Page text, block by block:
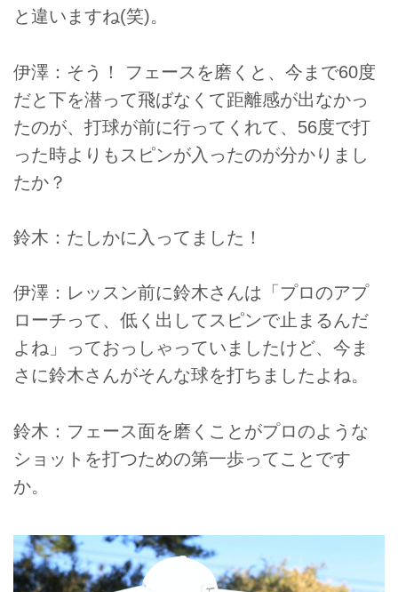
と違いますね(笑)。
伊澤：そう！ フェースを磨くと、今まで60度
だと下を潜って飛ばなくて距離感が出なかっ
たのが、打球が前に行ってくれて、56度で打
った時よりもスピンが入ったのが分かりまし
たか？
鈴木：たしかに入ってました！
伊澤：レッスン前に鈴木さんは「プロのアプ
ローチって、低く出してスピンで止まるんだ
よね」っておっしゃっていましたけど、今ま
さに鈴木さんがそんな球を打ちましたよね。
鈴木：フェース面を磨くことがプロのような
ショットを打つための第一歩ってことです
か。